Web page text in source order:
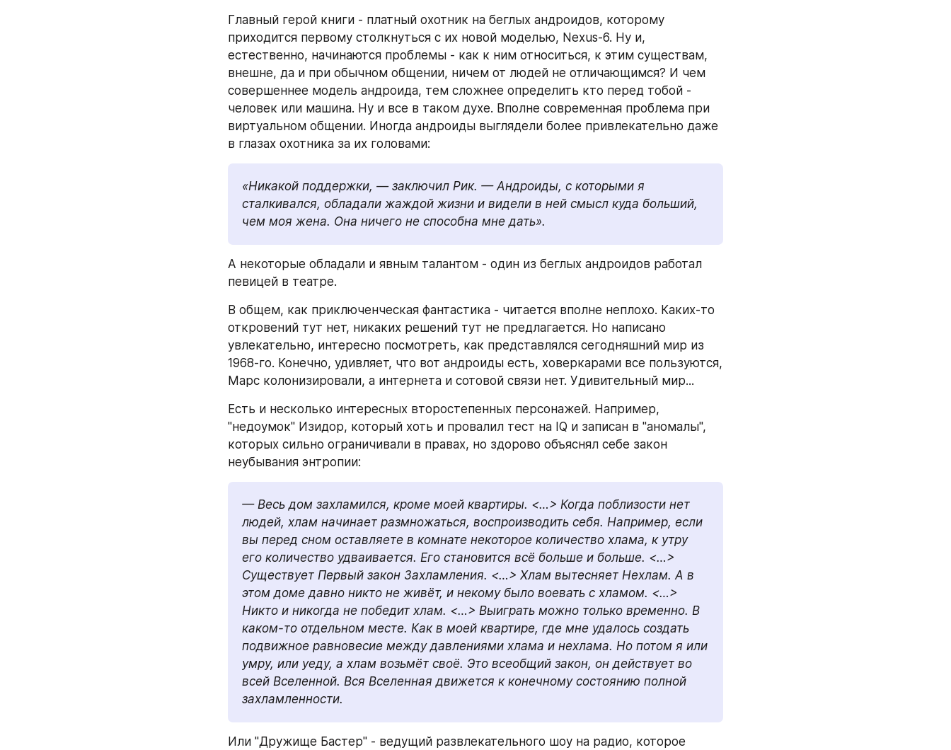
Главный герой книги - платный охотник на беглых андроидов, которому
приходится первому столкнуться с их новой моделью, Nexus-6. Ну и,
естественно, начинаются проблемы - как к ним относиться, к этим существам,
внешне, да и при обычном общении, ничем от людей не отличающимся? И чем
совершеннее модель андроида, тем сложнее определить кто перед тобой -
человек или машина. Ну и все в таком духе. Вполне современная проблема при
виртуальном общении. Иногда андроиды выглядели более привлекательно даже
в глазах охотника за их головами:
«Никакой поддержки, — заключил Рик. — Андроиды, с которыми я
сталкивался, обладали жаждой жизни и видели в ней смысл куда больший,
чем моя жена. Она ничего не способна мне дать».
А некоторые обладали и явным талантом - один из беглых андроидов работал
певицей в театре.
В общем, как приключенческая фантастика - читается вполне неплохо. Каких-то
откровений тут нет, никаких решений тут не предлагается. Но написано
увлекательно, интересно посмотреть, как представлялся сегодняшний мир из
1968-го. Конечно, удивляет, что вот андроиды есть, ховеркарами все пользуются,
Марс колонизировали, а интернета и сотовой связи нет. Удивительный мир...
Есть и несколько интересных второстепенных персонажей. Например,
"недоумок" Изидор, который хоть и провалил тест на IQ и записан в "аномалы",
которых сильно ограничивали в правах, но здорово объяснял себе закон
неубывания энтропии:
— Весь дом захламился, кроме моей квартиры. <…> Когда поблизости нет
людей, хлам начинает размножаться, воспроизводить себя. Например, если
вы перед сном оставляете в комнате некоторое количество хлама, к утру
его количество удваивается. Его становится всё больше и больше. <…>
Существует Первый закон Захламления. <…> Хлам вытесняет Нехлам. А в
этом доме давно никто не живёт, и некому было воевать с хламом. <…>
Никто и никогда не победит хлам. <…> Выиграть можно только временно. В
каком-то отдельном месте. Как в моей квартире, где мне удалось создать
подвижное равновесие между давлениями хлама и нехлама. Но потом я или
умру, или уеду, а хлам возьмёт своё. Это всеобщий закон, он действует во
всей Вселенной. Вся Вселенная движется к конечному состоянию полной
захламленности.
Или "Дружище Бастер" - ведущий развлекательного шоу на радио, которое